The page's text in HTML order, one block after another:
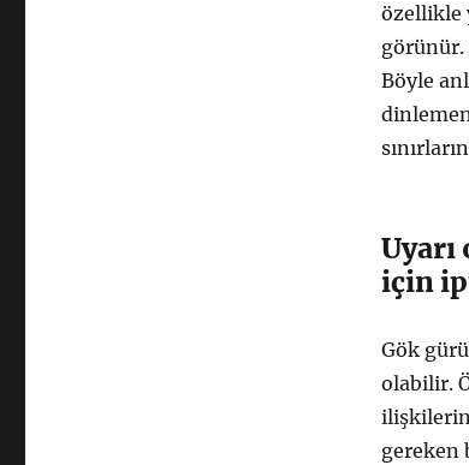
özellikle
görünür.
Böyle
için
Gök
olabilir.
gereken